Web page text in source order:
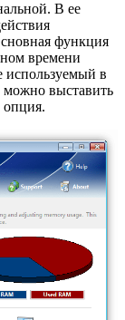
В ее
функция
времени
используемый в
выставить
опция.